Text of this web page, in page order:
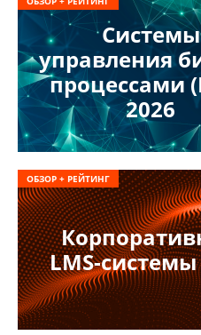
Системы
управления
процессами
2026
LMS-системы
ОБЗОР + РЕЙТИНГ